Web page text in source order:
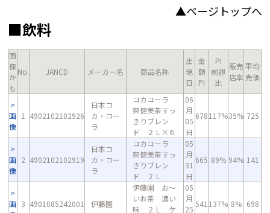
▲ページトップへ
■飲料
画
像
か
も
No. JANCD メーカー名 商品名称
出
現
日
金
額
PI
PI
前週
比
販売
店率
平均
売価
画
像
1 4902102102926
日本コ
カ・コー
ラ
コカコーラ
爽健美茶すっ
きりブレン
ド ２Ｌ×６
06
月
05
日
678117%35% 725
画
像
2 4902102102919
日本コ
カ・コー
ラ
コカコーラ
爽健美茶すっ
きりブレン
ド ２Ｌ
05
月
31
日
665 89% 94% 141
画 3 4901085242001 伊藤園
伊藤園 お～
いお茶 濃い
味 ２Ｌ ケ
05
月
25
541 137% 8% 698